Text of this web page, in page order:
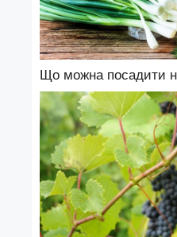
Що можна посадити